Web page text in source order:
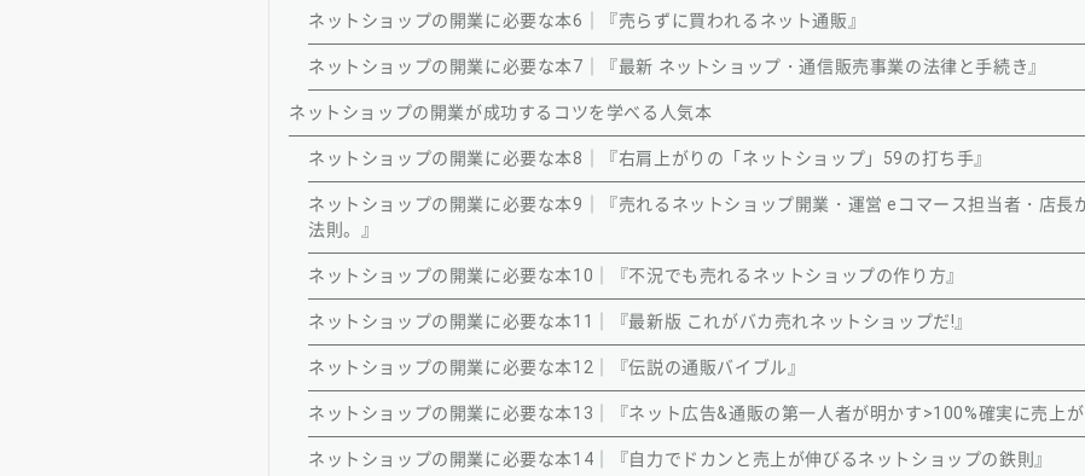
ネットショップの開業に必要な本6｜『売らずに買われるネット通販』
ネットショップの開業に必要な本7｜『最新 ネットショップ・通信販売事業の法律と手続き』
ネットショップの開業が成功するコツを学べる人気本
ネットショップの開業に必要な本8｜『右肩上がりの「ネットショップ」59の打ち手』
ネットショップの開業に必要な本9｜『売れるネットショップ開業・運営 eコマース担当者・店長
法則。』
ネットショップの開業に必要な本10｜『不況でも売れるネットショップの作り方』
ネットショップの開業に必要な本11｜『最新版 これがバカ売れネットショップだ!』
ネットショップの開業に必要な本12｜『伝説の通販バイブル』
ネットショップの開業に必要な本13｜『ネット広告&通販の第一人者が明かす>100%確実に売上が
ネットショップの開業に必要な本14｜『自力でドカンと売上が伸びるネットショップの鉄則』